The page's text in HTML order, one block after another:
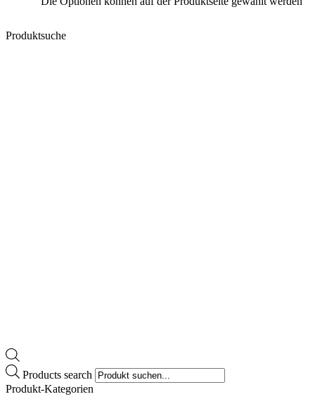
Produktsuche
Products search
Produkt-Kategorien